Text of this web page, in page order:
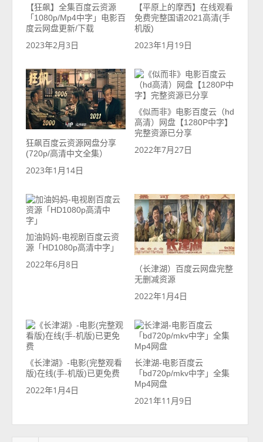
【狂飙】全集百度云资源
「1080p/Mp4中字」电影百
度云网盘更新/下载
2023年2月3日
【平原上的摩西】在线观看
免费完整国语2021高清(手
机版)
2023年1月19日
狂飙百度云资源网盘分享
(720p/高清中文全集）
2023年1月14日
《似而非》电影百度云（hd
高清）网盘【1280P中字】
完整资源已分享
2022年7月27日
加油妈妈-电视剧百度云资
源「HD1080p高清中字」
2022年6月8日
（长津湖）百度云网盘完整
无删减资源
2022年1月4日
《长津湖》-电影(完整观看
版)在线(手-机版)已更免费
2022年1月4日
长津湖-电影百度云
「bd720p/mkv中字」全集
Mp4网盘
2021年11月9日